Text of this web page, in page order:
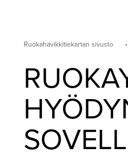
Ruokahävikkitiekartan sivusto •